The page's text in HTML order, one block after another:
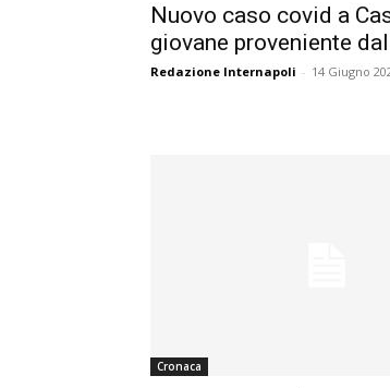
Nuovo caso covid a
giovane proveniente
Redazione Internapoli - 14 Giugno
Cronaca